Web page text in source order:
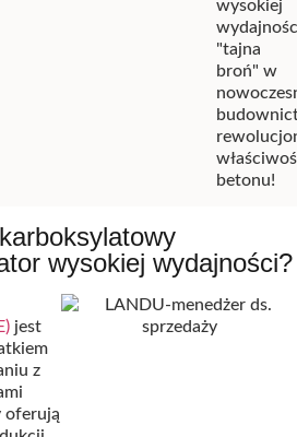
wysokiej
"tajna
broń" w
betonu!
wysokiej wydajności?
jest
z
oferują